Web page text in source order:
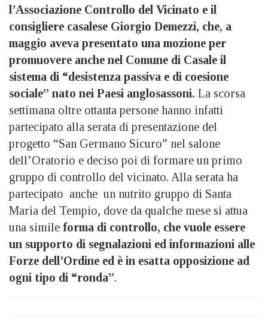
l’Associazione Controllo del Vicinato e il
consigliere casalese Giorgio Demezzi, che, a
maggio aveva presentato una mozione per
promuovere anche nel Comune di Casale il
sistema di “desistenza passiva e di coesione
sociale” nato nei Paesi anglosassoni. La scorsa
settimana oltre ottanta persone hanno infatti
partecipato alla serata di presentazione del
progetto “San Germano Sicuro” nel salone
dell’Oratorio e deciso poi di formare un primo
gruppo di controllo del vicinato. Alla serata ha
partecipato anche un nutrito gruppo di Santa
Maria del Tempio, dove da qualche mese si attua
una simile forma di controllo, che vuole essere
un supporto di segnalazioni ed informazioni alle
Forze dell’Ordine ed è in esatta opposizione ad
ogni tipo di “ronda”.